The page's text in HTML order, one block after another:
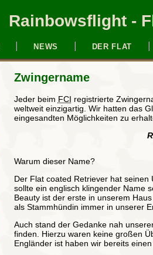
Rainbowsflight -
NEWS DER FLAT
Zwingername
Jeder beim FCI registrierte
weltweit einzigartig. Wir hatten das
eingesandten Möglichkeiten zu
Warum dieser Name?
Der Flat coated Retriever hat
sollte ein englisch klingender Name
Beauty ist der erste in unserem
als Stammhündin immer in unserer
Auch stand der Gedanke nah
finden. Hierzu waren keine großen
Engländer ist haben wir bereits